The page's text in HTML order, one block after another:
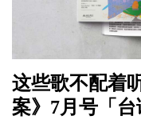
这些歌不配着
案》7月号「台